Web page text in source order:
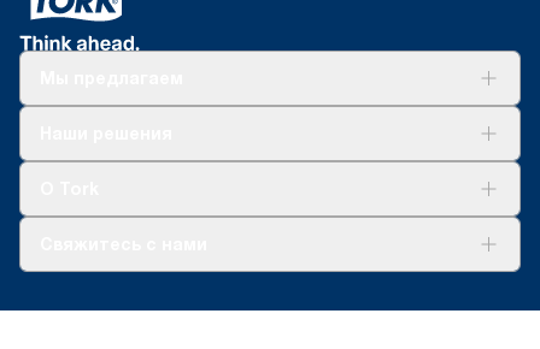
(+7) 777 779 0095